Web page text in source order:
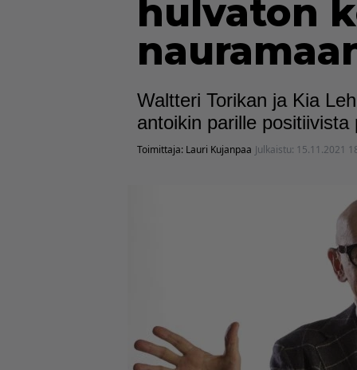
hulvaton
Waltteri Torikan ja Kia
antoikin parille
Toimittaja: Lauri Kujanpaa Julkaistu: 15.11.2021